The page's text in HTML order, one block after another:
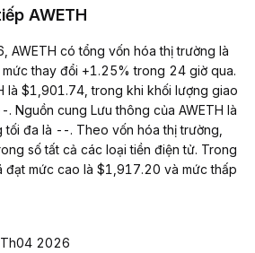
AWETH
AWETH có tổng vốn hóa thị trường là
thay đổi +1.25% trong 24 giờ qua.
là $1,901.74, trong khi khối lượng giao
Nguồn cung Lưu thông của AWETH là
tối đa là --. Theo vốn hóa thị trường,
số tất cả các loại tiền điện tử. Trong
đạt mức cao là $1,917.20 và mức thấp
2026